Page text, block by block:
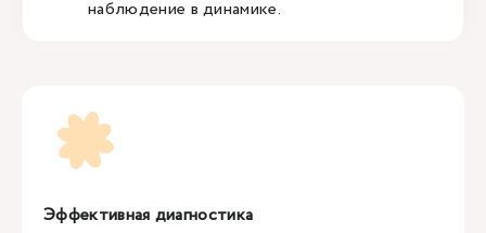
наблюдение в динамике.
Эффективная диагностика